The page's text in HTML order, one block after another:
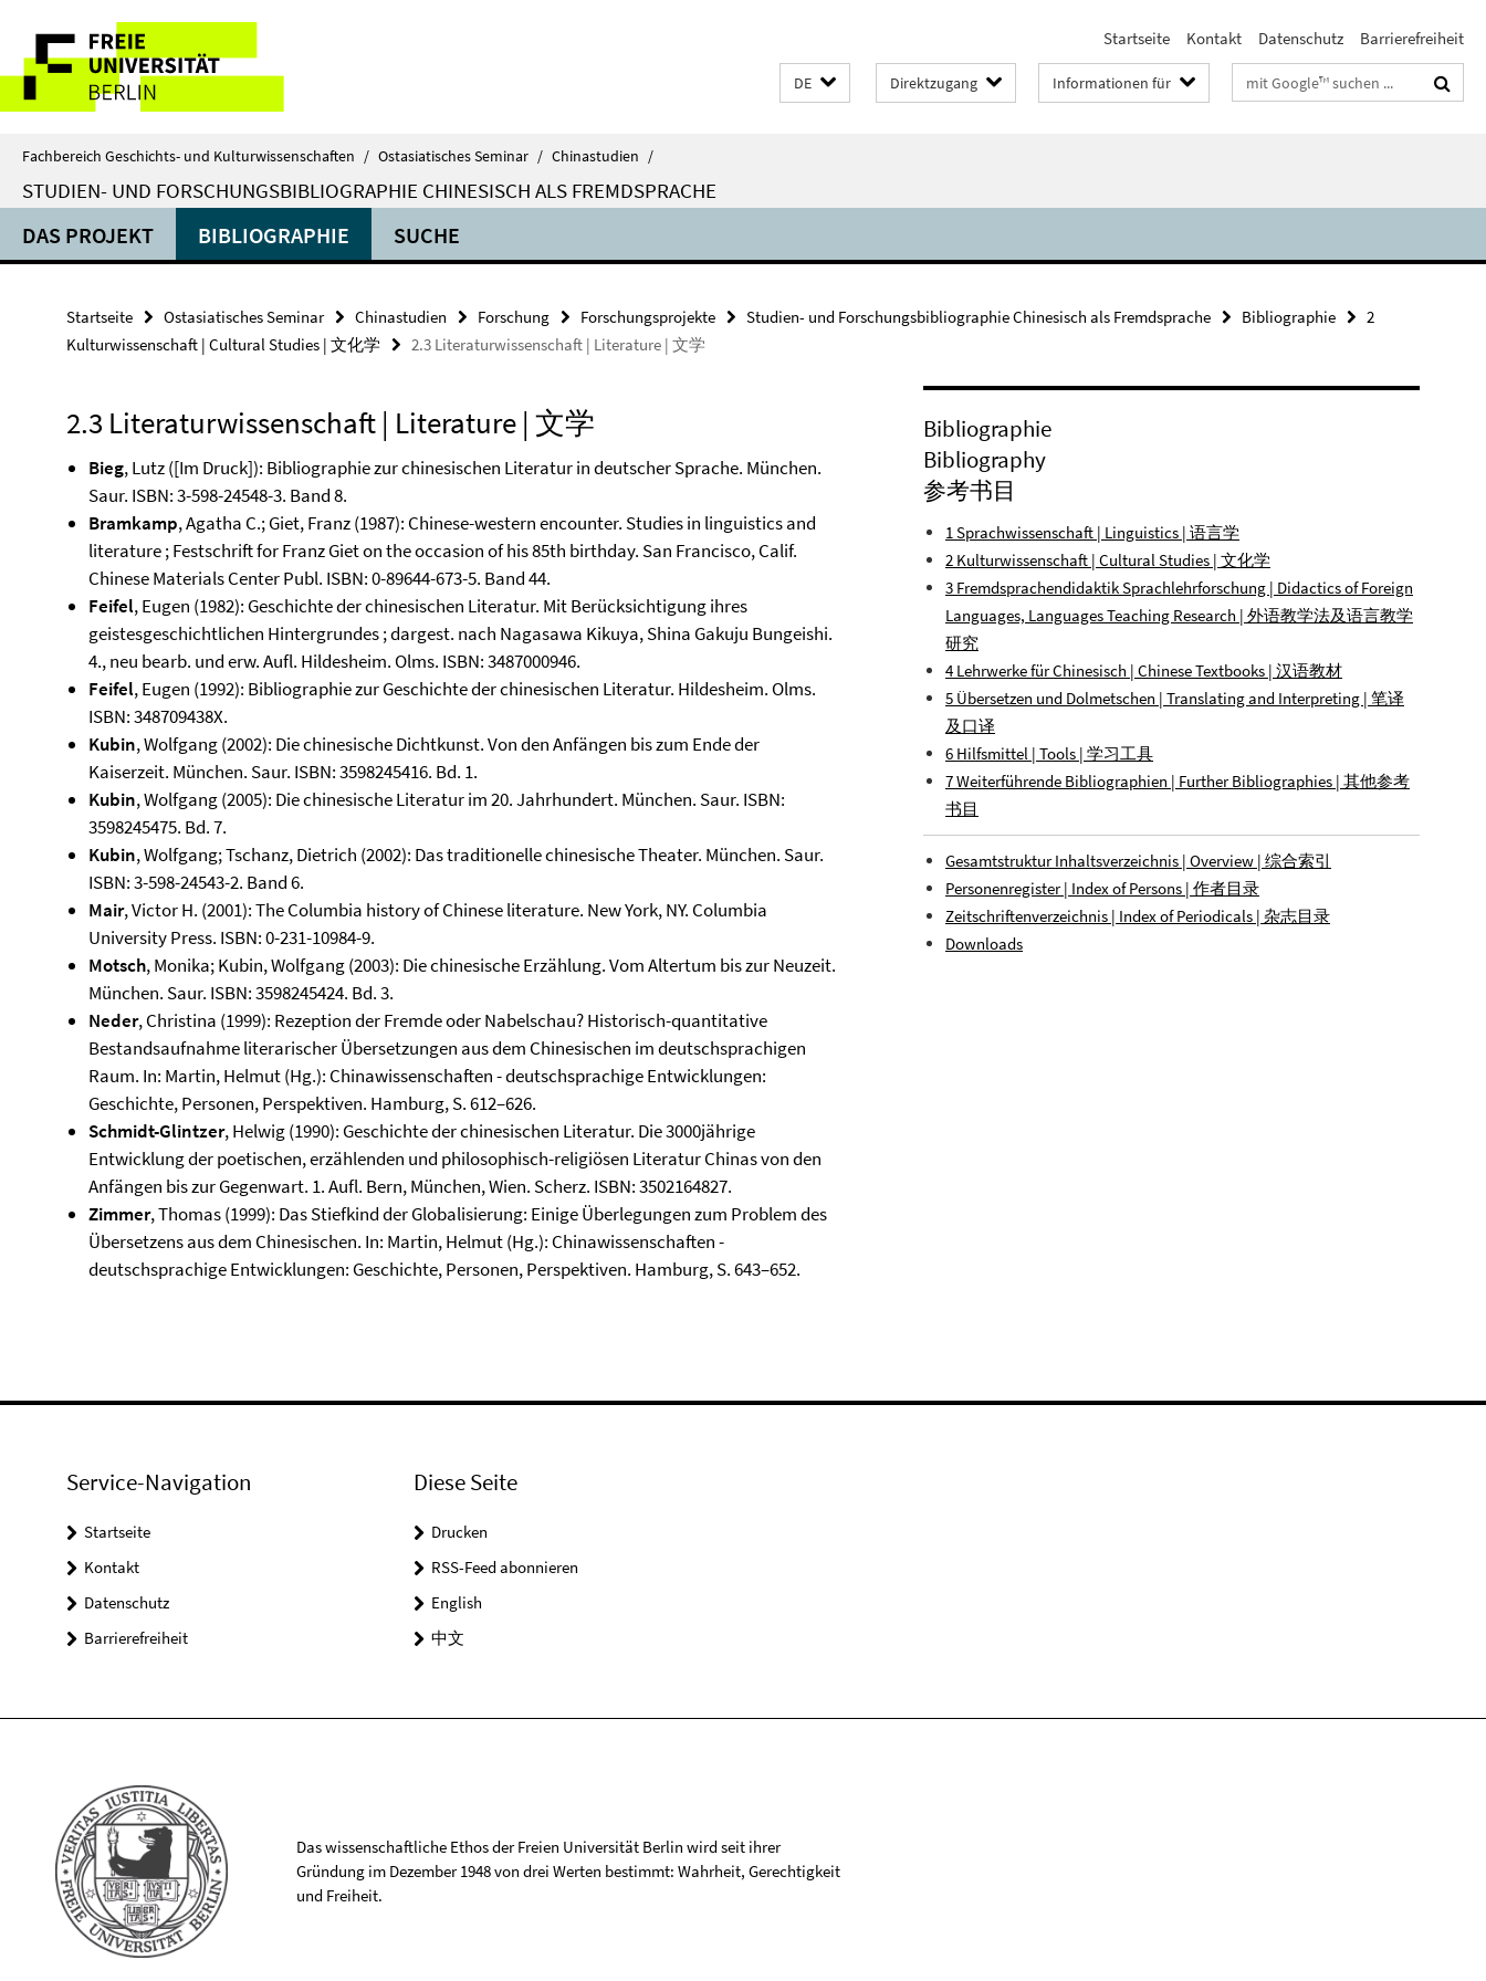
direkt
Inhalt
Service-
Navigation
Startseite Kontakt Datenschutz Barrierefreiheit
DE Direktzugang Informationen für Suchbegriffe
Fachbereich Geschichts- und Kulturwissenschaften / Ostasiatisches Seminar / Chinastudien /
STUDIEN- UND FORSCHUNGSBIBLIOGRAPHIE CHINESISCH ALS FREMDSPRACHE
DAS PROJEKT BIBLIOGRAPHIE SUCHE
Startseite Ostasiatisches Seminar Chinastudien Forschung Forschungsprojekte Studien- und Forschungsbibliographie Chinesisch als Fremdsprache Bibliographie
2
Kulturwissenschaft | Cultural Studies | 文化学
2.3 Literaturwissenschaft | Literature | 文学
2.3 Literaturwissenschaft | Literature | 文学
Bieg, Lutz ([Im Druck]): Bibliographie zur chinesischen Literatur in deutscher Sprache. München.
Saur. ISBN: 3-598-24548-3. Band 8.
Bramkamp, Agatha C.; Giet, Franz (1987): Chinese-western encounter. Studies in linguistics and
literature ; Festschrift for Franz Giet on the occasion of his 85th birthday. San Francisco, Calif.
Chinese Materials Center Publ. ISBN: 0-89644-673-5. Band 44.
Feifel, Eugen (1982): Geschichte der chinesischen Literatur. Mit Berücksichtigung ihres
geistesgeschichtlichen Hintergrundes ; dargest. nach Nagasawa Kikuya, Shina Gakuju Bungeishi.
4., neu bearb. und erw. Aufl. Hildesheim. Olms. ISBN: 3487000946.
Feifel, Eugen (1992): Bibliographie zur Geschichte der chinesischen Literatur. Hildesheim. Olms.
ISBN: 348709438X.
Kubin, Wolfgang (2002): Die chinesische Dichtkunst. Von den Anfängen bis zum Ende der
Kaiserzeit. München. Saur. ISBN: 3598245416. Bd. 1.
Kubin, Wolfgang (2005): Die chinesische Literatur im 20. Jahrhundert. München. Saur. ISBN:
3598245475. Bd. 7.
Kubin, Wolfgang; Tschanz, Dietrich (2002): Das traditionelle chinesische Theater. München. Saur.
ISBN: 3-598-24543-2. Band 6.
Mair, Victor H. (2001): The Columbia history of Chinese literature. New York, NY. Columbia
University Press. ISBN: 0-231-10984-9.
Motsch, Monika; Kubin, Wolfgang (2003): Die chinesische Erzählung. Vom Altertum bis zur Neuzeit.
München. Saur. ISBN: 3598245424. Bd. 3.
Neder, Christina (1999): Rezeption der Fremde oder Nabelschau? Historisch-quantitative
Bestandsaufnahme literarischer Übersetzungen aus dem Chinesischen im deutschsprachigen
Raum. In: Martin, Helmut (Hg.): Chinawissenschaften - deutschsprachige Entwicklungen:
Geschichte, Personen, Perspektiven. Hamburg, S. 612–626.
Schmidt-Glintzer, Helwig (1990): Geschichte der chinesischen Literatur. Die 3000jährige
Entwicklung der poetischen, erzählenden und philosophisch-religiösen Literatur Chinas von den
Anfängen bis zur Gegenwart. 1. Aufl. Bern, München, Wien. Scherz. ISBN: 3502164827.
Zimmer, Thomas (1999): Das Stiefkind der Globalisierung: Einige Überlegungen zum Problem des
Übersetzens aus dem Chinesischen. In: Martin, Helmut (Hg.): Chinawissenschaften -
deutschsprachige Entwicklungen: Geschichte, Personen, Perspektiven. Hamburg, S. 643–652.
Bibliographie
Bibliography
参考书目
1 Sprachwissenschaft | Linguistics | 语言学
2 Kulturwissenschaft | Cultural Studies | 文化学
3 Fremdsprachendidaktik Sprachlehrforschung | Didactics of Foreign
Languages, Languages Teaching Research | 外语教学法及语言教学
研究
4 Lehrwerke für Chinesisch | Chinese Textbooks | 汉语教材
5 Übersetzen und Dolmetschen | Translating and Interpreting | 笔译
及口译
6 Hilfsmittel | Tools | 学习工具
7 Weiterführende Bibliographien | Further Bibliographies | 其他参考
书目
Gesamtstruktur Inhaltsverzeichnis | Overview | 综合索引
Personenregister | Index of Persons | 作者目录
Zeitschriftenverzeichnis | Index of Periodicals | 杂志目录
Downloads
Service-Navigation
Startseite
Kontakt
Datenschutz
Barrierefreiheit
Diese Seite
Drucken
RSS-Feed abonnieren
English
中文
Das wissenschaftliche Ethos der Freien Universität Berlin wird seit ihrer
Gründung im Dezember 1948 von drei Werten bestimmt: Wahrheit, Gerechtigkeit
und Freiheit.